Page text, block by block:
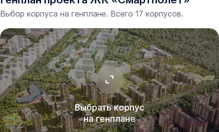
Выбор корпуса на генплане. Всего 17 корпусов.
Выбрать корпус
на генплане